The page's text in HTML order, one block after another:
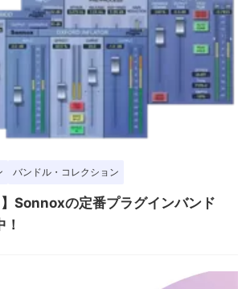
バンドル・コレクション
】Sonnoxの定番プラグインバンド